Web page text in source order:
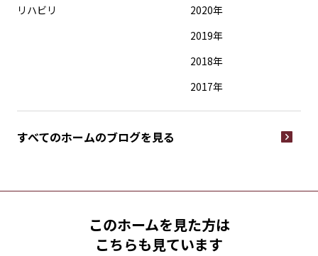
リハビリ
2020年
2019年
2018年
2017年
すべてのホームのブログを見る
このホームを見た方は
こちらも見ています